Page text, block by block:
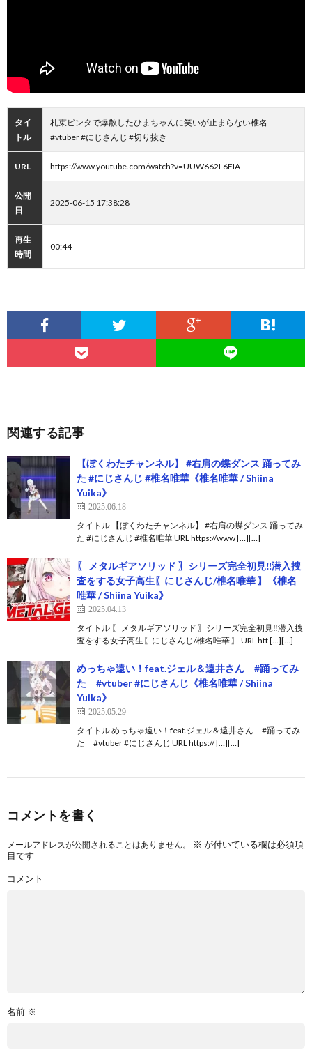
タイ
トル
札束ビンタで爆散したひまちゃんに笑いが止まらない椎名
#vtuber #にじさんじ #切り抜き
URL https://www.youtube.com/watch?v=UUW662L6FIA
公開
日
2025-06-15 17:38:28
再生
時間
00:44
関連する記事
【ぼくわたチャンネル】 #右肩の蝶ダンス 踊ってみ
た #にじさんじ #椎名唯華《椎名唯華 / Shiina
Yuika》
2025.06.18
タイトル 【ぼくわたチャンネル】 #右肩の蝶ダンス 踊ってみ
た #にじさんじ #椎名唯華 URL https://www […][…]
〖 メタルギアソリッド 〗シリーズ完全初見‼️潜入捜
査をする女子高生〖にじさんじ/椎名唯華 〗《椎名
唯華 / Shiina Yuika》
2025.04.13
タイトル 〖 メタルギアソリッド 〗シリーズ完全初見‼️潜入捜
査をする女子高生〖にじさんじ/椎名唯華 〗 URL htt […][…]
めっちゃ遠い！feat.ジェル＆遠井さん #踊ってみ
た #vtuber #にじさんじ《椎名唯華 / Shiina
Yuika》
2025.05.29
タイトル めっちゃ遠い！feat.ジェル＆遠井さん #踊ってみ
た #vtuber #にじさんじ URL https:// […][…]
コメントを書く
メールアドレスが公開されることはありません。 ※ が付いている欄は必須項
目です
コメント
名前 ※